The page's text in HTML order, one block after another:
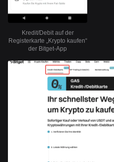
Kredit/Debit auf der
Registerkarte „Krypto kaufen“
der Bitget-App